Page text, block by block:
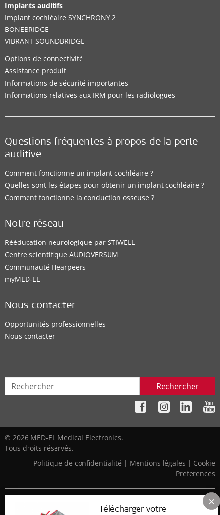
Télécharger votre
×
Implants auditifs
Implant cochléaire SYNCHRONY 2
BONEBRIDGE
VIBRANT SOUNDBRIDGE
Options de connectivité
Assistance produit
Informations de sécurité importantes
Informations relatives aux IRM pour les radiologues
Questions fréquentes à propos de la perte
auditive
Comment fonctionne un implant cochléaire ?
Quelles sont les étapes pour obtenir un implant cochléaire ?
Comment fonctionne la conduction osseuse ?
Notre réseau
Rééducation neurologique par STIWELL
Centre scientifique AUDIOVERSUM
Communauté Hearpeers
myMED‑EL
Nous contacter
Opportunités professionnelles
Nous contacter
Rechercher
© 2026 MED-EL Medical Electronics.
Tous droits réservés.
Politique de confidentialité | Mentions légales | Cookie
Preferences
Le contenu de ce site est à visée informative uniquement et ne